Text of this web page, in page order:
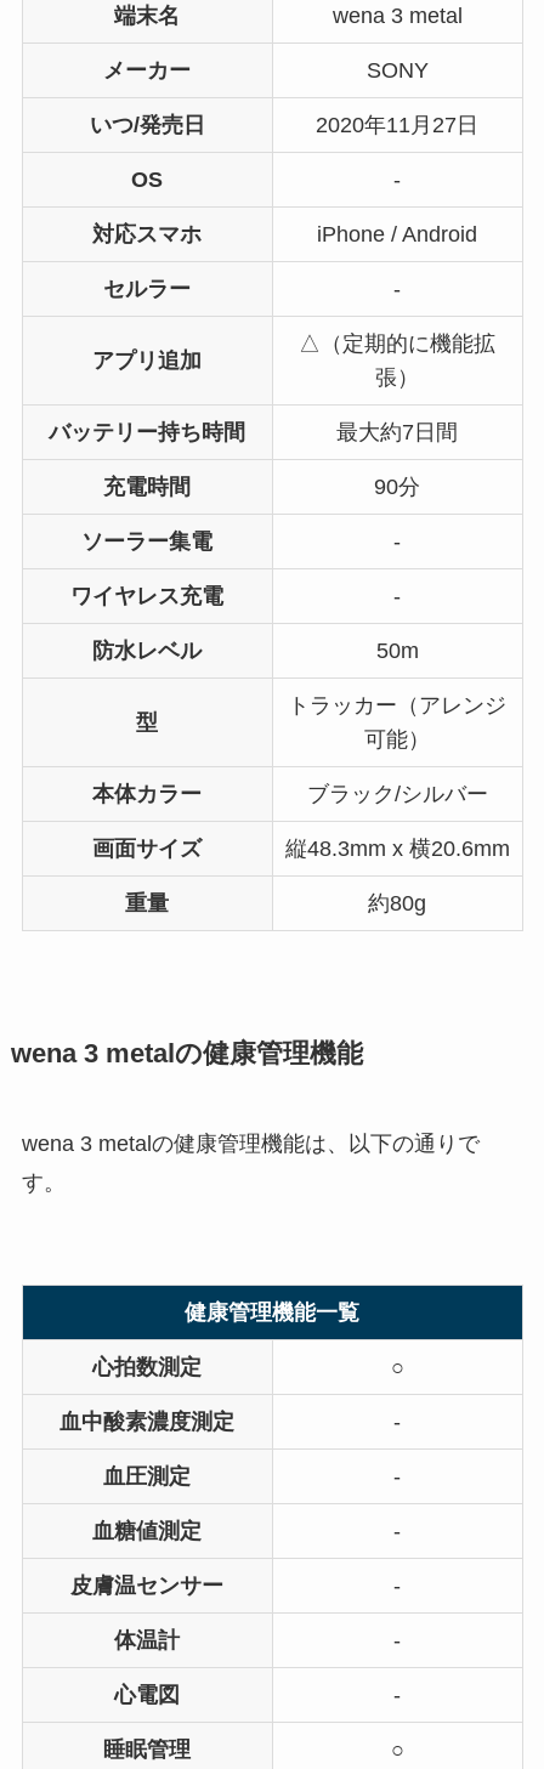
端末名 wena 3 metal
メーカー SONY
いつ/発売日 2020年11月27日
OS -
対応スマホ iPhone / Android
セルラー -
アプリ追加
△（定期的に機能拡
張）
バッテリー持ち時間 最大約7日間
充電時間 90分
ソーラー集電 -
ワイヤレス充電 -
防水レベル 50m
型
トラッカー（アレンジ
可能）
本体カラー ブラック/シルバー
画面サイズ 縦48.3mm x 横20.6mm
重量 約80g
wena 3 metalの健康管理機能
wena 3 metalの健康管理機能は、以下の通りで
す。
健康管理機能一覧
心拍数測定 ○
血中酸素濃度測定 -
血圧測定 -
血糖値測定 -
皮膚温センサー -
体温計 -
心電図 -
睡眠管理 ○